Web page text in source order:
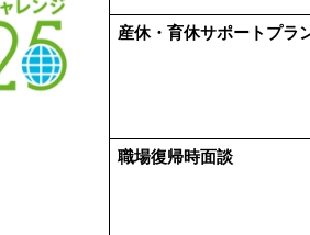
産休・育休サポートプラ
職場復帰時面談